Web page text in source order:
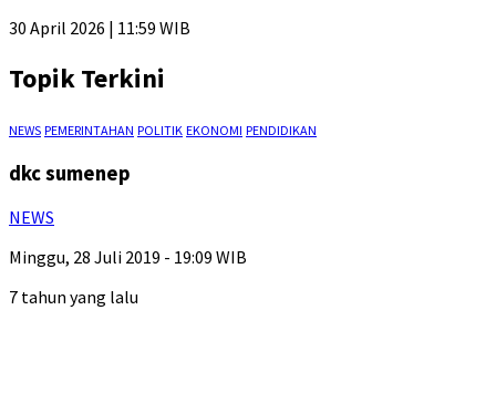
30 April 2026 | 11:59 WIB
Topik Terkini
NEWS PEMERINTAHAN POLITIK EKONOMI PENDIDIKAN
dkc sumenep
NEWS
Minggu, 28 Juli 2019 - 19:09 WIB
7 tahun yang lalu